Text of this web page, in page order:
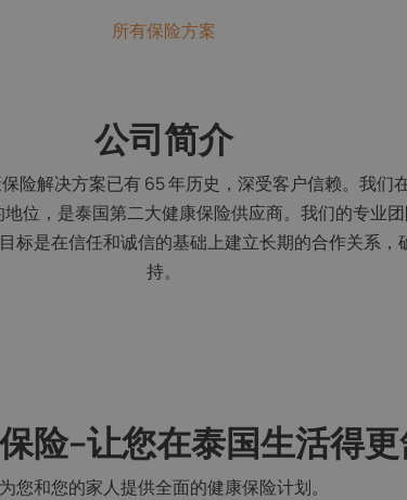
所有保险方案
公司简介
解决方案已有 65 年历史，深受客户信赖。我们
位，是泰国第二大健康保险供应商。我们的专业
是在信任和诚信的基础上建立长期的合作关系
持。
险--让您在泰国生活得
为您和您的家人提供全面的健康保险计划。